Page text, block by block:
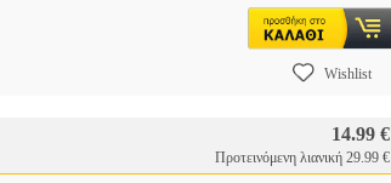
Wishlist
14.99 €
Προτεινόμενη λιανική 29.99 €